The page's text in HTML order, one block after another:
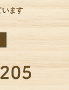
います